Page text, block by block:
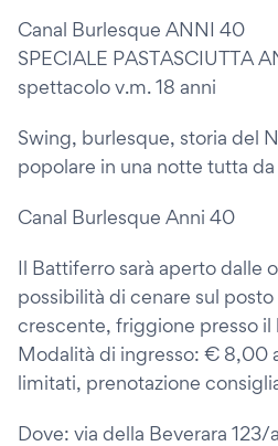
Canal Burlesque ANNI 40
SPECIALE PASTASCIUTTA
spettacolo v.m. 18 anni
Swing, burlesque, storia del
popolare in una notte tutta
Canal Burlesque Anni 40
Il Battiferro sarà aperto dalle
possibilità di cenare sul
crescente, friggione presso il
Modalità di ingresso: € 8,00
limitati, prenotazione
Dove: via della Beverara